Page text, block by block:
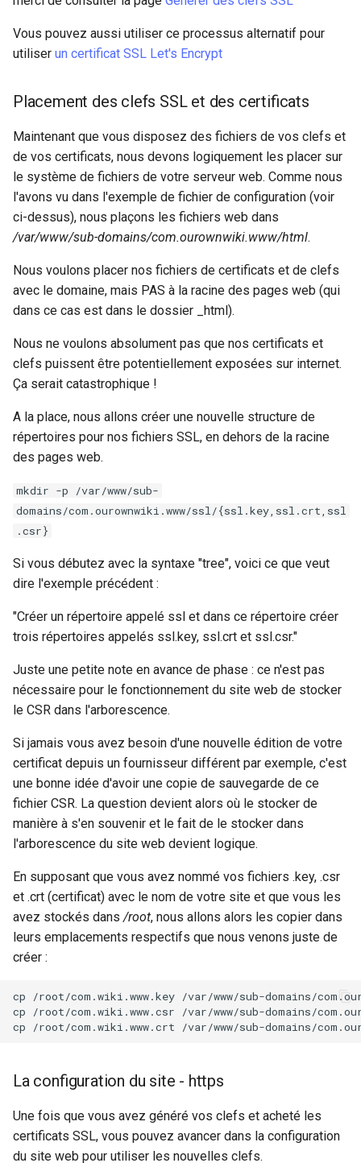
Vous pouvez aussi utiliser ce processus alternatif pour
utiliser un certificat SSL Let's Encrypt
Placement des clefs SSL et des certificats
Maintenant que vous disposez des fichiers de vos clefs et
de vos certificats, nous devons logiquement les placer sur
le système de fichiers de votre serveur web. Comme nous
l'avons vu dans l'exemple de fichier de configuration (voir
ci-dessus), nous plaçons les fichiers web dans
/var/www/sub-domains/com.ourownwiki.www/html.
Nous voulons placer nos fichiers de certificats et de clefs
avec le domaine, mais PAS à la racine des pages web (qui
dans ce cas est dans le dossier _html).
Nous ne voulons absolument pas que nos certificats et
clefs puissent être potentiellement exposées sur internet.
Ça serait catastrophique !
A la place, nous allons créer une nouvelle structure de
répertoires pour nos fichiers SSL, en dehors de la racine
des pages web.
mkdir -p /var/www/sub-
domains/com.ourownwiki.www/ssl/{ssl.key,ssl.crt,ssl
.csr}
Si vous débutez avec la syntaxe "tree", voici ce que veut
dire l'exemple précédent :
"Créer un répertoire appelé ssl et dans ce répertoire créer
trois répertoires appelés ssl.key, ssl.crt et ssl.csr."
Juste une petite note en avance de phase : ce n'est pas
nécessaire pour le fonctionnement du site web de stocker
le CSR dans l'arborescence.
Si jamais vous avez besoin d'une nouvelle édition de votre
certificat depuis un fournisseur différent par exemple, c'est
une bonne idée d'avoir une copie de sauvegarde de ce
fichier CSR. La question devient alors où le stocker de
manière à s'en souvenir et le fait de le stocker dans
l'arborescence du site web devient logique.
En supposant que vous avez nommé vos fichiers .key, .csr
et .crt (certificat) avec le nom de votre site et que vous les
avez stockés dans/root, nous allons alors les copier dans
leurs emplacements respectifs que nous venons juste de
créer :
cp /root/com.wiki.www.key /var/www/sub-domains/
cp /root/com.wiki.www.csr /var/www/sub-domains/
La configuration du site - https
Une fois que vous avez généré vos clefs et acheté les
certificats SSL, vous pouvez avancer dans la configuration
du site web pour utiliser les nouvelles clefs.